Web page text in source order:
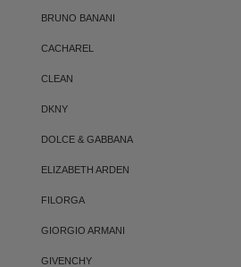
BRUNO BANANI
CACHAREL
CLEAN
DKNY
DOLCE & GABBANA
ELIZABETH ARDEN
FILORGA
GIORGIO ARMANI
GIVENCHY